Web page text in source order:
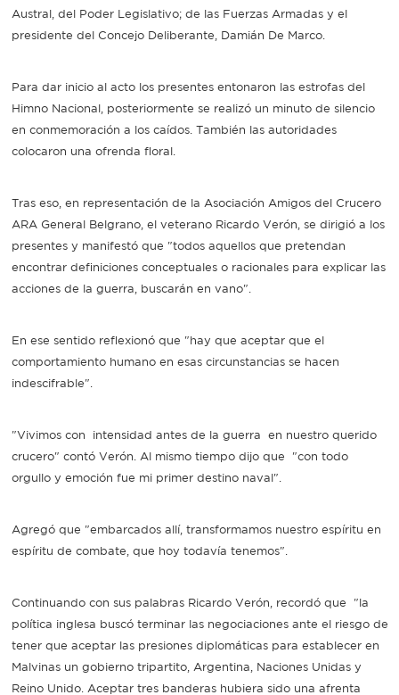
Austral, del Poder Legislativo; de las Fuerzas Armadas y el
presidente del Concejo Deliberante, Damián De Marco.
Para dar inicio al acto los presentes entonaron las estrofas del
Himno Nacional, posteriormente se realizó un minuto de silencio
en conmemoración a los caídos. También las autoridades
colocaron una ofrenda floral.
Tras eso, en representación de la Asociación Amigos del Crucero
ARA General Belgrano, el veterano Ricardo Verón, se dirigió a los
presentes y manifestó que "todos aquellos que pretendan
encontrar definiciones conceptuales o racionales para explicar las
acciones de la guerra, buscarán en vano".
En ese sentido reflexionó que "hay que aceptar que el
comportamiento humano en esas circunstancias se hacen
indescifrable".
"Vivimos con intensidad antes de la guerra en nuestro querido
crucero" contó Verón. Al mismo tiempo dijo que "con todo
orgullo y emoción fue mi primer destino naval".
Agregó que "embarcados allí, transformamos nuestro espíritu en
espíritu de combate, que hoy todavía tenemos".
Continuando con sus palabras Ricardo Verón, recordó que "la
política inglesa buscó terminar las negociaciones ante el riesgo de
tener que aceptar las presiones diplomáticas para establecer en
Malvinas un gobierno tripartito, Argentina, Naciones Unidas y
Reino Unido. Aceptar tres banderas hubiera sido una afrenta